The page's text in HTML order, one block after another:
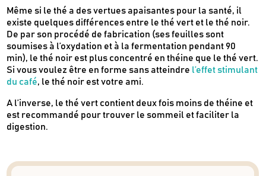
Même si le thé a des vertues apaisantes pour la santé, il
existe quelques différences entre le thé vert et le thé noir.
De par son procédé de fabrication (ses feuilles sont
soumises à l’oxydation et à la fermentation pendant 90
min), le thé noir est plus concentré en théine que le thé vert.
Si vous voulez être en forme sans atteindre l’effet stimulant
du café, le thé noir est votre ami.
A l’inverse, le thé vert contient deux fois moins de théine et
est recommandé pour trouver le sommeil et faciliter la
digestion.